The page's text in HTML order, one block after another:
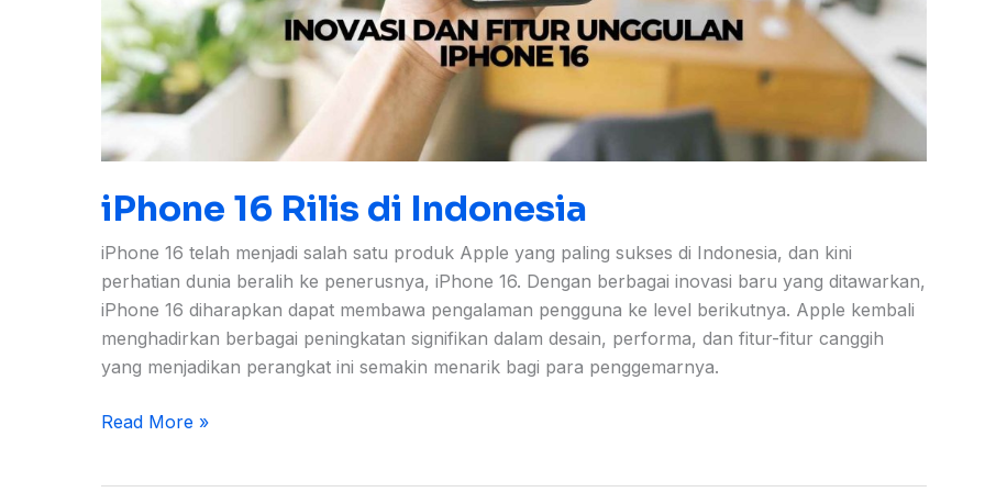
iPhone 16 Rilis di Indonesia
iPhone 16 telah menjadi salah satu produk Apple yang paling sukses di Indonesia, dan kini
perhatian dunia beralih ke penerusnya, iPhone 16. Dengan berbagai inovasi baru yang ditawarkan,
iPhone 16 diharapkan dapat membawa pengalaman pengguna ke level berikutnya. Apple kembali
menghadirkan berbagai peningkatan signifikan dalam desain, performa, dan fitur-fitur canggih
yang menjadikan perangkat ini semakin menarik bagi para penggemarnya.
Read More »